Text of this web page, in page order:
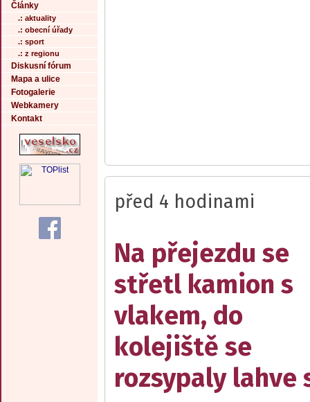
Články
.: aktuality
.: obecní úřady
.: sport
.: z regionu
Diskusní fórum
Mapa a ulice
Fotogalerie
Webkamery
Kontakt
před 4 hodinami
Na přejezdu se
střetl kamion s
vlakem, do
kolejiště se
rozsypaly lahve